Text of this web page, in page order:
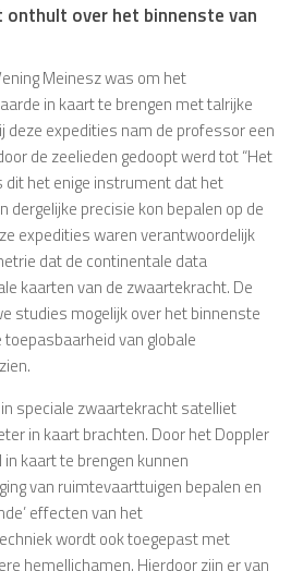
over het binnenste van
Meinesz was om het
in kaart te brengen met talrijke
deze expedities nam de professor een
de zeelieden gedoopt werd tot “Het
dit het enige instrument dat het
precisie kon bepalen op de
expedities waren verantwoordelijk
dat de continentale data
kaarten van de zwaartekracht. De
studies mogelijk over het binnenste
van globale
speciale zwaartekracht satelliet
in kaart brachten. Door het Doppler
kaart te brengen kunnen
van ruimtevaarttuigen bepalen en
effecten van het
wordt ook toegepast met
hemellichamen. Hierdoor zijn er van